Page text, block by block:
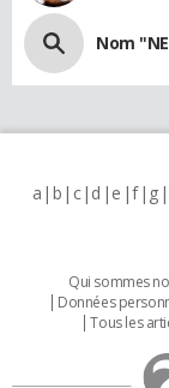
Nom
a b c d e f g
Qui sommes
Données
Tous les